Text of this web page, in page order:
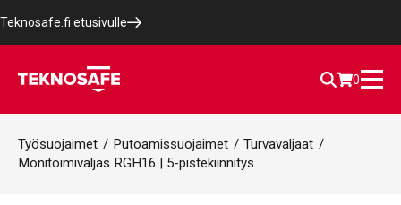
Teknosafe.fi etusivulle
0
Työsuojaimet / Putoamissuojaimet / Turvavaljaat /
Monitoimivaljas RGH16 | 5-pistekiinnitys